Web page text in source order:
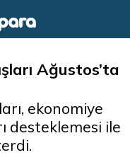
Ağustos’ta
ekonomiye
desteklemesi ile